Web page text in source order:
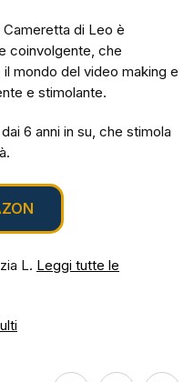
Cameretta di Leo è
coinvolgente, che
mondo del video making e
e stimolante.
6 anni in su, che stimola
L. Leggi tutte le